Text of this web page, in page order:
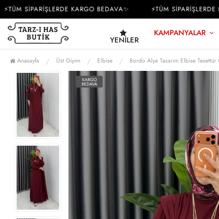
SİPARİŞLERDE KARGO BEDAVA✨ ⚡TÜM SİPARİŞLERDE
YENILER
KAMPANYALAR
Anasayfa Üst Giyim Elbise Bordo Alya Tasarım Elbise
KARGO
BEDAVA